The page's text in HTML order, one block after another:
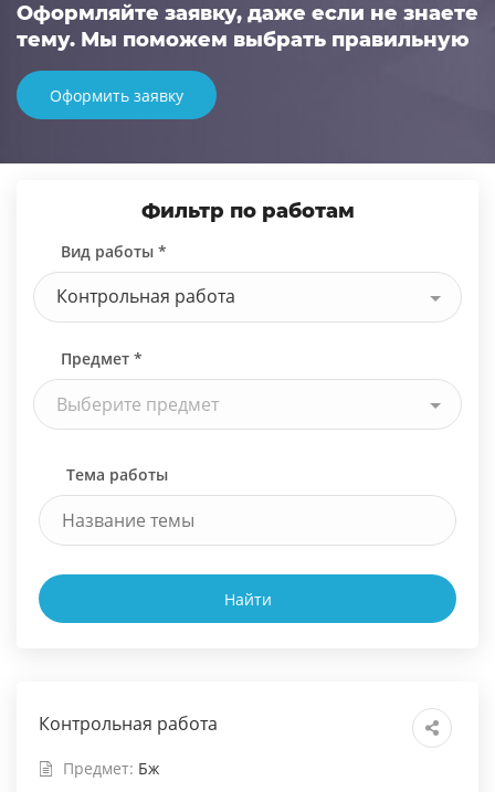
Оформляйте заявку, даже если не знаете
тему. Мы поможем выбрать правильную
Оформить заявку
Фильтр по работам
Вид работы *
Контрольная работа
Предмет *
Выберите предмет
Тема работы
Найти
Контрольная работа
Предмет: Бж